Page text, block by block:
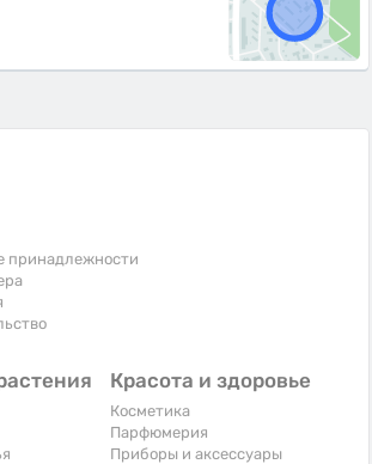
принадлежности
Красота и здоровье
Косметика
Парфюмерия
Приборы и аксессуары